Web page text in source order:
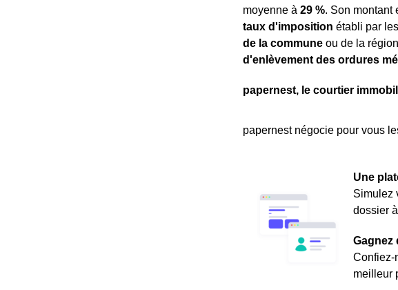
moyenne à 29 %. Son montant
taux d'imposition établi par les
de la commune ou de la
d'enlèvement des ordures
papernest, le courtier
papernest négocie pour vous
Une
Simulez
dossier
Gagnez
Confiez-
meilleur